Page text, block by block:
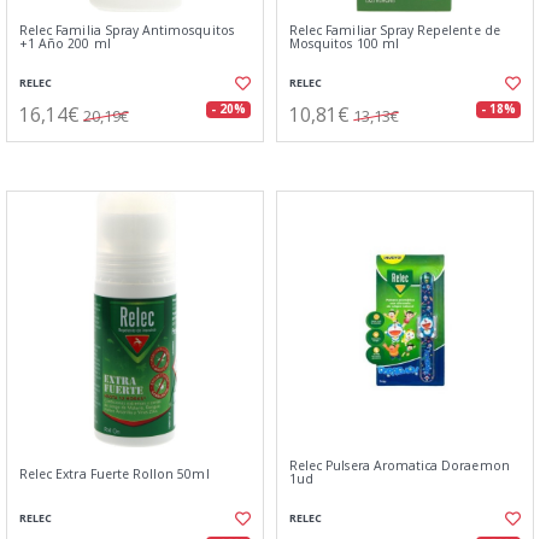
Relec Familia Spray Antimosquitos
+1 Año 200 ml
RELEC
16,14€ 20,19€ - 20%
Relec Familiar Spray Repelente de
Mosquitos 100 ml
RELEC
10,81€ 13,13€ - 18%
Relec Extra Fuerte Rollon 50ml
RELEC
Relec Pulsera Aromatica Doraemon
1ud
RELEC